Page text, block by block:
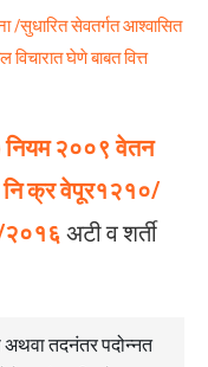
/सुधारित सेवतर्गत आश्वासित
विचारात घेणे बाबत वित्त
२००९ वेतन
निक्रवेपूर१२१०/
२०१६ अटी व शर्ती
अथवा तदनंतर पदोन्नत